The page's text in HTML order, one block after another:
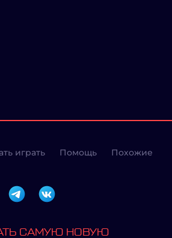
играть Помощь Похожие
САМУЮ НОВУЮ